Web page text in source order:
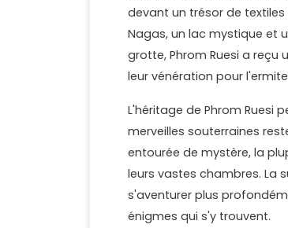
devant un trésor de
Nagas, un lac mystique et
grotte, Phrom Ruesi a
leur vénération pour
L'héritage de Phrom Ruesi
merveilles souterraines
entourée de mystère, la
leurs vastes chambres. La
s'aventurer plus
énigmes qui s'y trouvent.